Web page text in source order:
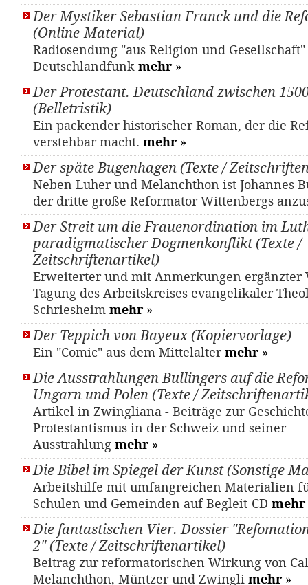
Der Mystiker Sebastian Franck und die
(Online-Material)
Radiosendung "aus Religion und
Deutschlandfunk mehr »
Der Protestant. Deutschland zwischen
(Belletristik)
Ein packender historischer Roman, der die
verstehbar macht. mehr »
Der späte Bugenhagen (Texte /
Neben Luher und Melanchthon ist Johannes
der dritte große Reformator Wittenbergs
Der Streit um die Frauenordination im
paradigmatischer Dogmenkonflikt (Texte /
Zeitschriftenartikel)
Erweiterter und mit Anmerkungen ergänzter
Tagung des Arbeitskreises evangelikaler
Schriesheim mehr »
Der Teppich von Bayeux (Kopiervorlage)
Ein "Comic" aus dem Mittelaltermehr »
Die Ausstrahlungen Bullingers auf die
Ungarn und Polen (Texte /
Artikel in Zwingliana - Beiträge zur
Protestantismus in der Schweiz und seiner
Ausstrahlung mehr »
Die Bibel im Spiegel der Kunst (Sonstige
Arbeitshilfe mit umfangreichen Materialien
Schulen und Gemeinden auf Begleit-CD mehr
Die fantastischen Vier. Dossier
2" (Texte / Zeitschriftenartikel)
Beitrag zur reformatorischen Wirkung von
Melanchthon, Müntzer und Zwingli mehr »